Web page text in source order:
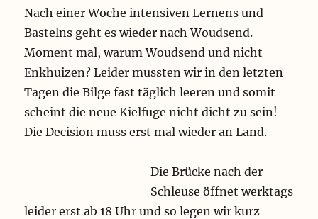
Nach einer Woche intensiven Lernens und
Bastelns geht es wieder nach Woudsend.
Moment mal, warum Woudsend und nicht
Enkhuizen? Leider mussten wir in den letzten
Tagen die Bilge fast täglich leeren und somit
scheint die neue Kielfuge nicht dicht zu sein!
Die Decision muss erst mal wieder an Land.
Die Brücke nach der
Schleuse öffnet werktags
leider erst ab 18 Uhr und so legen wir kurz